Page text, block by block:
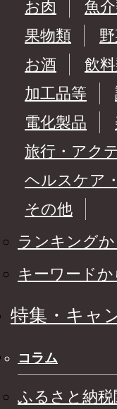
お肉
魚
果物類
お酒
飲
加工品等
電化製品
旅行・アク
ヘルスケア
その他
ランキング
キーワード
特集・キャ
コラム
ふるさと納税